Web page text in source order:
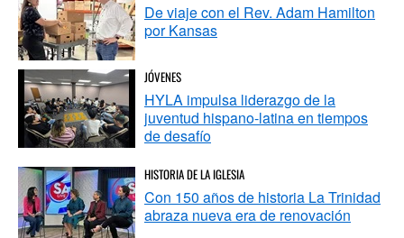
De viaje con el Rev. Adam Hamilton
por Kansas
JÓVENES
HYLA impulsa liderazgo de la
juventud hispano-latina en tiempos
de desafío
HISTORIA DE LA IGLESIA
Con 150 años de historia La Trinidad
abraza nueva era de renovación